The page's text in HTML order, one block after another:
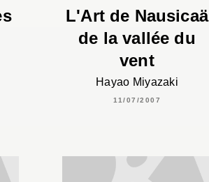
L'Art de Nausicaä
de la vallée du
vent
Hayao Miyazaki
11/07/2007